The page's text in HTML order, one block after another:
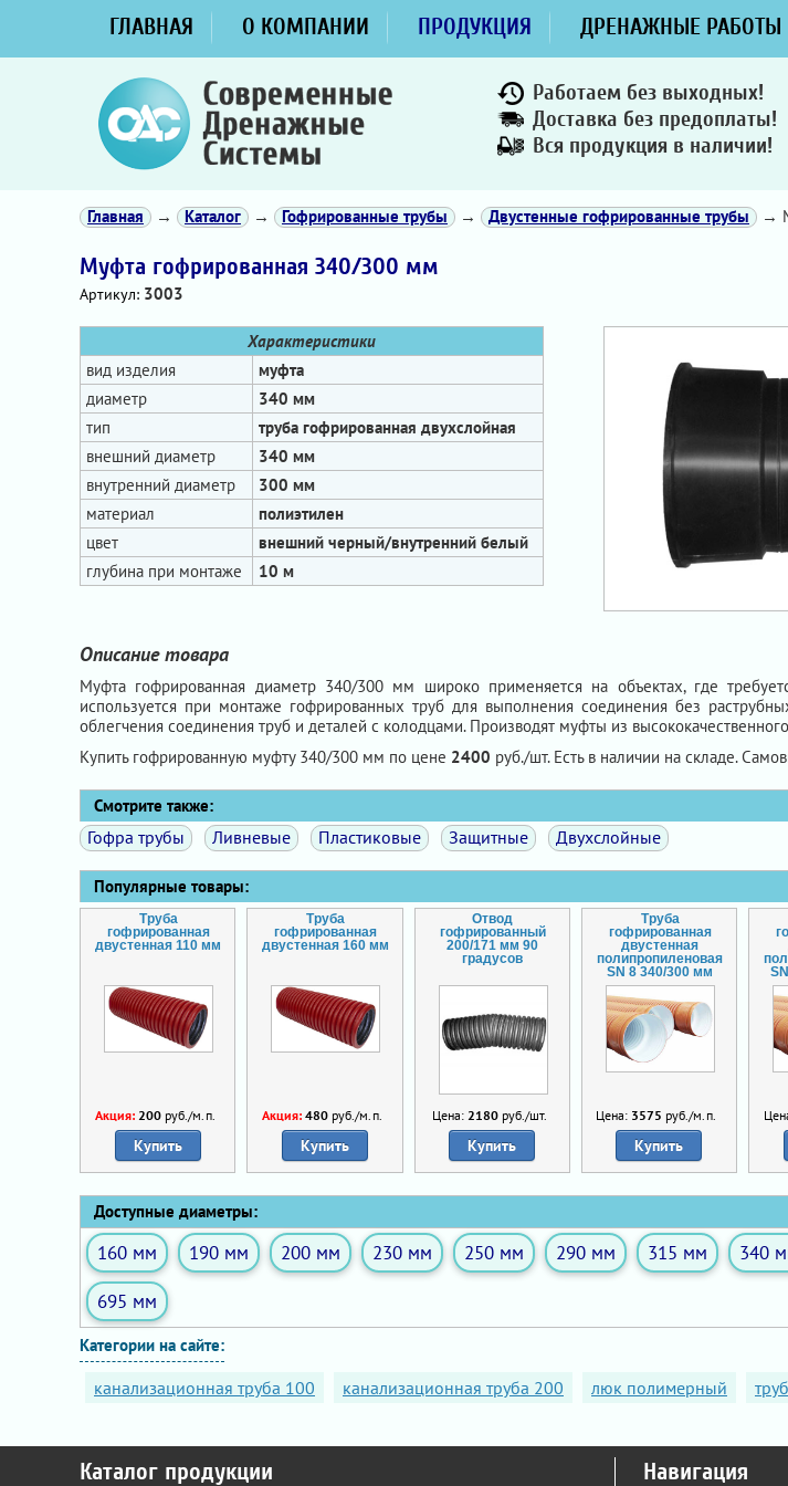
ГЛАВНАЯ О КОМПАНИИ ПРОДУКЦИЯ ДРЕНАЖНЫЕ РАБОТЫ
Работаем без выходных!
Доставка без предоплаты!
Вся продукция в наличии!
Главная → Каталог → Гофрированные трубы → Двустенные гофрированные трубы →
Муфта гофрированная 340/300 мм
Артикул: 3003
Характеристики
вид изделия
муфта
диаметр
340 мм
тип
труба гофрированная двухслойная
внешний диаметр
340 мм
внутренний диаметр
300 мм
материал
полиэтилен
цвет
внешний черный/внутренний белый
глубина при монтаже
10 м
Описание товара
Муфта гофрированная диаметр 340/300 мм широко применяется на объектах, где
используется при монтаже гофрированных труб для выполнения соединения без
облегчения соединения труб и деталей с колодцами. Производят муфты из
Купить гофрированную муфту 340/300 мм по цене 2400 руб./шт. Есть в наличии на складе.
Смотрите также:
Гофра трубы Ливневые Пластиковые Защитные Двухслойные
Популярные товары:
Труба
гофрированная
двустенная 110 мм
Акция: 200руб./м.п.
Купить
Труба
гофрированная
двустенная 160 мм
Акция: 480руб./м.п.
Купить
Отвод
гофрированный
200/171 мм 90
градусов
Цена: 2180руб./шт.
Купить
Труба
гофрированная
двустенная
полипропиленовая
SN 8 340/300 мм
Цена: 3575 руб./м.п.
Купить
Доступные диаметры:
160 мм 190 мм 200 мм 230 мм 250 мм 290 мм 315 мм 340
695 мм
Категории на сайте:
канализационная труба 100 канализационная труба 200 люк полимерный
Каталог продукции Навигация